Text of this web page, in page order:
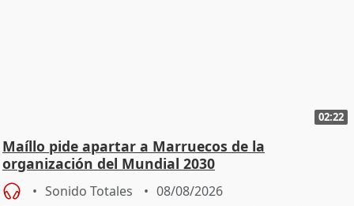
02:22
Maíllo pide apartar a Marruecos de la
organización del Mundial 2030
Sonido Totales 08/08/2026